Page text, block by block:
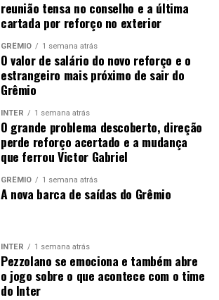
reunião tensa no conselho e a última
cartada por reforço no exterior
GRÊMIO 1 semana atrás
O valor de salário do novo reforço e o
estrangeiro mais próximo de sair do
Grêmio
INTER 1 semana atrás
O grande problema descoberto, direção
perde reforço acertado e a mudança
que ferrou Victor Gabriel
GRÊMIO 1 semana atrás
A nova barca de saídas do Grêmio
INTER 1 semana atrás
Pezzolano se emociona e também abre
o jogo sobre o que acontece com o time
do Inter